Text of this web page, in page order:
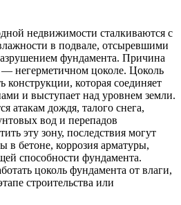
недвижимости сталкиваются с
в подвале, отсыревшими
фундамента. Причина
— негерметичном цоколе. Цоколь
конструкции, которая соединяет
и выступает над уровнем земли.
атакам дождя, талого снега,
вод и перепадов
эту зону, последствия могут
в бетоне, коррозия арматуры,
способности фундамента.
цоколь фундамента от влаги,
строительства или